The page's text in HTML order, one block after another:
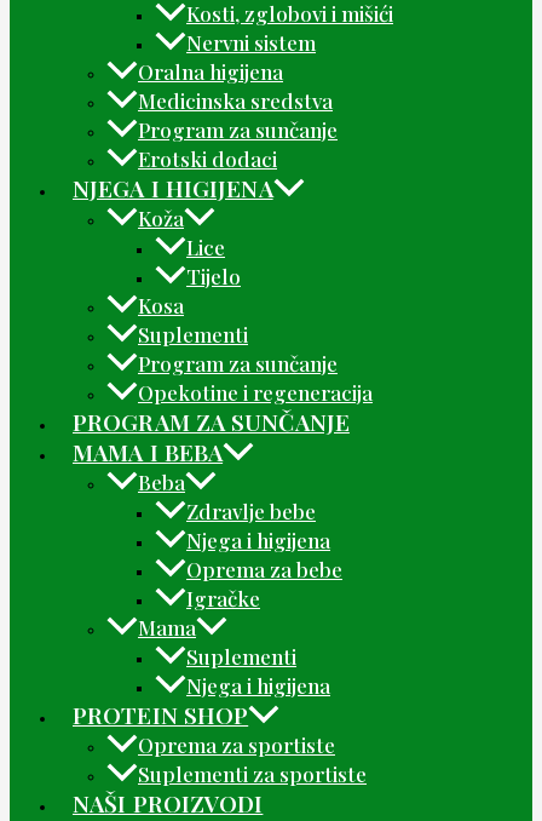
Kosti, zglobovi i mišići
Nervni sistem
Oralna higijena
Medicinska sredstva
Program za sunčanje
Erotski dodaci
NJEGA I HIGIJENA
Koža
Lice
Tijelo
Kosa
Suplementi
Program za sunčanje
Opekotine i regeneracija
PROGRAM ZA SUNČANJE
MAMA I BEBA
Beba
Zdravlje bebe
Njega i higijena
Oprema za bebe
Igračke
Mama
Suplementi
Njega i higijena
PROTEIN SHOP
Oprema za sportiste
Suplementi za sportiste
NAŠI PROIZVODI